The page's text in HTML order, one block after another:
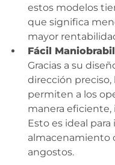
estos modelos
que significa
mayor
Fácil
Gracias a su
dirección preciso,
permiten a los
manera eficiente,
Esto es ideal
almacenamiento
angostos.